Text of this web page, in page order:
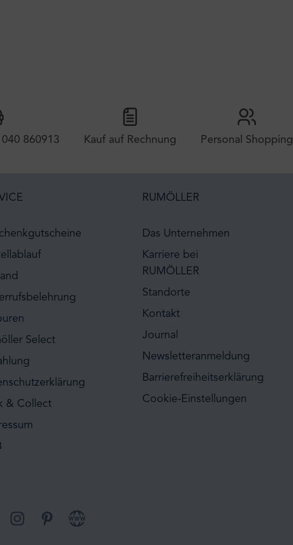
040 860913 Kauf auf Rechnung Personal Shopping
Select
& Collect
RUMÖLLER
Das Unternehmen
Karriere bei
RUMÖLLER
Standorte
Kontakt
Journal
Newsletteranmeldung
Barrierefreiheitserklärung
Cookie-Einstellungen
InstagramPinterest Website